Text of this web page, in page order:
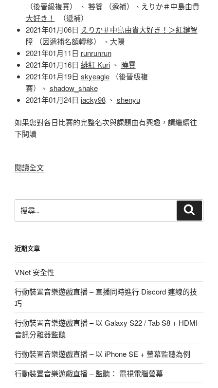
（後晉級複賽） 、 饕餮（遞補）、 えりか＃中島由貴
大好き！
（遞補）
2021年01月06日 えりか＃中島由貴大好き！＞紅鍵智
障（因遞補名額轉移） 、 大陽
2021年01月11日 runrunrun
2021年01月16日 緋紅 Kuri、 曉雲
2021年01月19日 skyeagle（後晉級複
賽）、 shadow_shake
2021年01月24日 jacky98、 shenyu
如果您對各日比賽的完整名次與課題曲有興趣，請繼續往
下閱讀
閱讀全文〈蕉
JMC2021
季
賽
Project
SEKAI
項
海
選
晉
級
名
單〉
尋
字:
近期文章
VNet 安全性
行動裝置音樂遊戲直播 – 直播同時進行 Discord 連線的技
巧
行動裝置音樂遊戲直播 – 以 Galaxy S22 / Tab S8 + HDMI
音訊分離器監聽
行動裝置音樂遊戲直播 – 以 iPhone SE + 螢幕監聽為例
行動裝置音樂遊戲直播 – 監聽： 電視電腦螢幕